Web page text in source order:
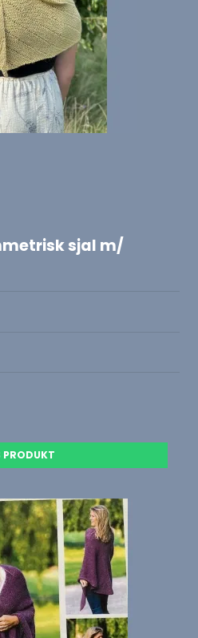
sjal m/
PRODUKT